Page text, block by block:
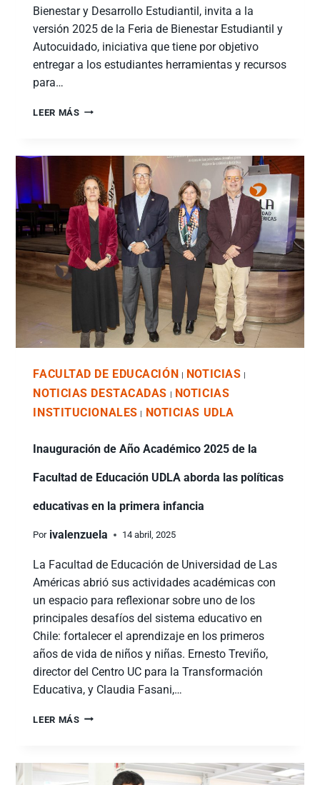
Bienestar y Desarrollo Estudiantil, invita a la
versión 2025 de la Feria de Bienestar Estudiantil y
Autocuidado, iniciativa que tiene por objetivo
entregar a los estudiantes herramientas y recursos
para…
LEER MÁS
FACULTAD DE EDUCACIÓN | NOTICIAS |
NOTICIAS DESTACADAS | NOTICIAS
INSTITUCIONALES | NOTICIAS UDLA
Inauguración de Año Académico 2025 de la
Facultad de Educación UDLA aborda las políticas
educativas en la primera infancia
Por ivalenzuela 14 abril, 2025
La Facultad de Educación de Universidad de Las
Américas abrió sus actividades académicas con
un espacio para reflexionar sobre uno de los
principales desafíos del sistema educativo en
Chile: fortalecer el aprendizaje en los primeros
años de vida de niños y niñas. Ernesto Treviño,
director del Centro UC para la Transformación
Educativa, y Claudia Fasani,…
LEER MÁS